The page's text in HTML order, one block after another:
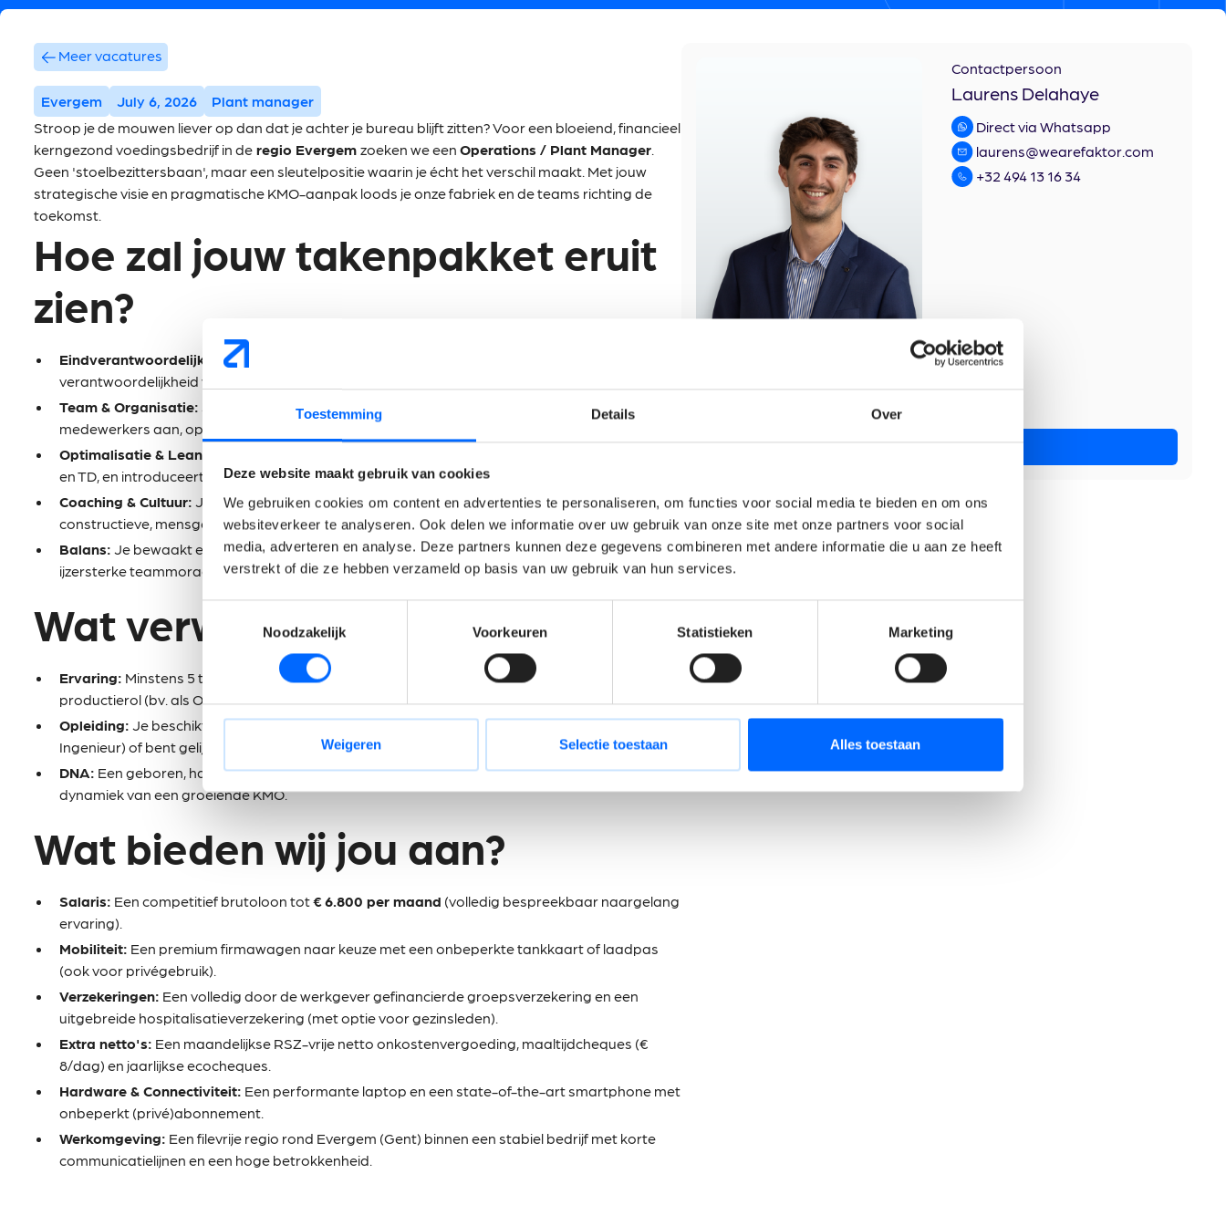
Toestemming Details Over
Deze website maakt gebruik van cookies
We gebruiken cookies om content en advertenties te personaliseren, om functies voor social media te bieden en om ons
websiteverkeer te analyseren. Ook delen we informatie over uw gebruik van onze site met onze partners voor social
media, adverteren en analyse. Deze partners kunnen deze gegevens combineren met andere informatie die u aan ze heeft
verstrekt of die ze hebben verzameld op basis van uw gebruik van hun services.
Noodzakelijk
Voorkeuren Statistieken Marketing
Weigeren Selectie toestaan Alles toestaan
Meer vacatures
Evergem July 6, 2026
Plant manager
Stroop je de mouwen liever op dan dat je achter je bureau blijft zitten? Voor een bloeiend, financieel
kerngezond voedingsbedrijf in de regio Evergem zoeken we een Operations / Plant Manager.
Geen 'stoelbezittersbaan', maar een sleutelpositie waarin je écht het verschil maakt. Met jouw
strategische visie en pragmatische KMO-aanpak loods je onze fabriek en de teams richting de
toekomst.
Hoe zal jouw takenpakket eruit
zien?
Eindverantwoordelijkheid:
verantwoordelijkheid voor de gehele productiesite.
Team & Organisatie: Je stuurt direct en indirect een team van 30 tot 50 gemotiveerde
medewerkers aan, optimaliseert de planning en zorgt voor een efficiënte shiftbezetting.
Optimalisatie & Lean:
en TD, en introduceert lean-structuren (LEAN, 5S) die er écht toe doen.
Coaching & Cultuur: Je zet in op de motivatie, ontwikkeling en retentie van je mensen via een
constructieve, mensgerichte leiderschapsstijl.
Balans: Je bewaakt een feilloos evenwicht tussen veiligheid, kwaliteit, rendement en een
ijzersterke teammoraal.
Wat verwachten wij van jou?
Ervaring: Minstens 5 tot 10 jaar relevante ervaring in een brede, eindverantwoordelijke
productierol (bv. als Operations, Unit of Site Manager)binnen de voedingsindustrie.
Opleiding: Je beschikt over een hoger technisch of bedrijfskundig diploma (bijv. Industrieel
Ingenieur) of bent gelijkwaardig door een stevig track record.
DNA: Een geboren, hands-on leider die vlot communiceert en snel schakelt binnen de
dynamiek van een groeiende KMO.
Wat bieden wij jou aan?
Salaris: Een competitief brutoloon tot€ 6.800 per maand (volledig bespreekbaar naargelang
ervaring).
Mobiliteit: Een premium firmawagen naar keuze met een onbeperkte tankkaart of laadpas
(ook voor privégebruik).
Verzekeringen: Een volledig door de werkgever gefinancierde groepsverzekering en een
uitgebreide hospitalisatieverzekering (met optie voor gezinsleden).
Extra netto's: Een maandelijkse RSZ-vrije netto onkostenvergoeding, maaltijdcheques (€
8/dag) en jaarlijkse ecocheques.
Hardware & Connectiviteit: Een performante laptop en een state-of-the-art smartphone met
onbeperkt (privé)abonnement.
Werkomgeving: Een filevrije regio rond Evergem (Gent) binnen een stabiel bedrijf met korte
communicatielijnen en een hoge betrokkenheid.
Contactpersoon
Laurens Delahaye
Direct via Whatsapp
laurens@wearefaktor.com
+32 494 13 16 34
Nu solliciteren